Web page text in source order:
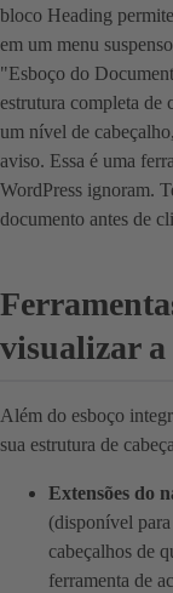
bloco Heading
em um menu
"Esboço do
estrutura completa de
um nível de
aviso. Essa é uma
WordPress ignoram.
documento antes de
visualizar a
Além do esboço
sua estrutura de
Extensões do
(disponível
cabeçalhos de
ferramenta de